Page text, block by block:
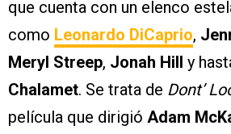
que cuenta con un elenco
como Leonardo DiCaprio,
Meryl Streep, Jonah Hill y
Chalamet. Se trata de Dont’
película que dirigió Adam